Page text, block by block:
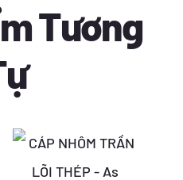
Tương
Giá
gốc
Giá
hiện